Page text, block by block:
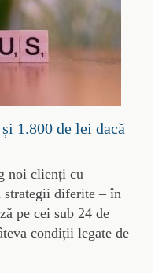
1.800 de lei dacă
noi clienți cu
strategii diferite – în
pe cei sub 24 de
condiții legate de